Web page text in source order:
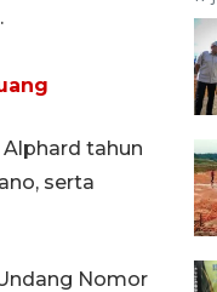
tahun
serta
Nomor